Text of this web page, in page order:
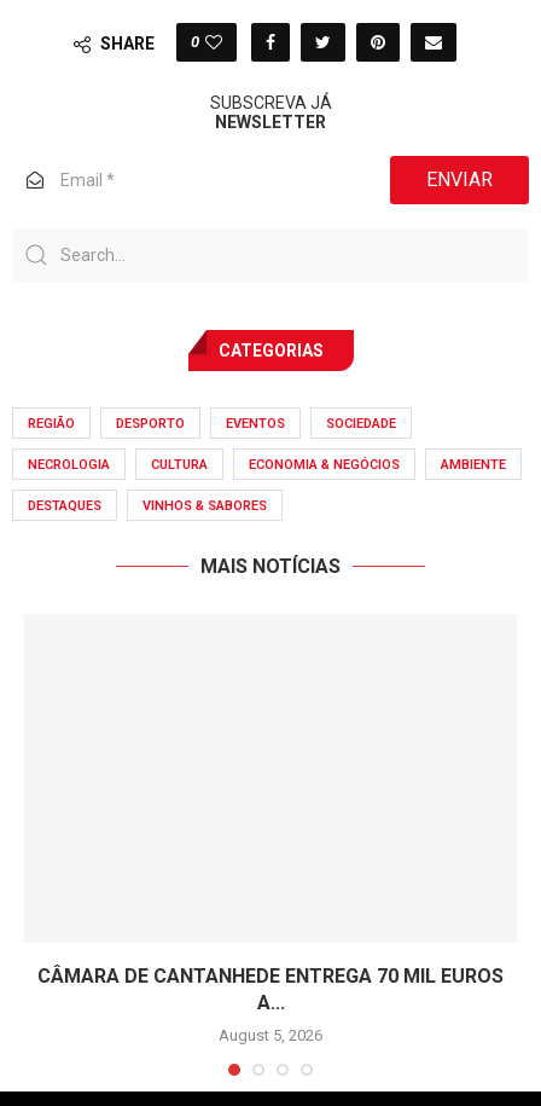
SHARE 0
SUBSCREVA JÁ
NEWSLETTER
ENVIAR
CATEGORIAS
REGIÃO DESPORTO EVENTOS SOCIEDADE
NECROLOGIA CULTURA ECONOMIA & NEGÓCIOS AMBIENTE
DESTAQUES VINHOS & SABORES
MAIS NOTÍCIAS
CÂMARA DE CANTANHEDE ENTREGA 70 MIL EUROS
A...
August 5, 2026